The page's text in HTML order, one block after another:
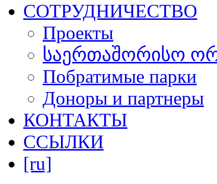
СОТРУДНИЧЕСТВО
Проекты
საერთაშორისო
Побратимые парки
Доноры и партнеры
КОНТАКТЫ
ССЫЛКИ
[ru]